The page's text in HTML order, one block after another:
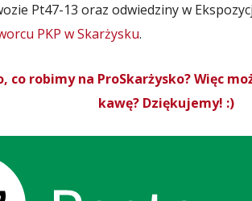
Pt47-13 oraz odwiedziny w
PKP w Skarżysku.
co robimy na ProSkarżysko? Więc
kawę? Dziękujemy! :)